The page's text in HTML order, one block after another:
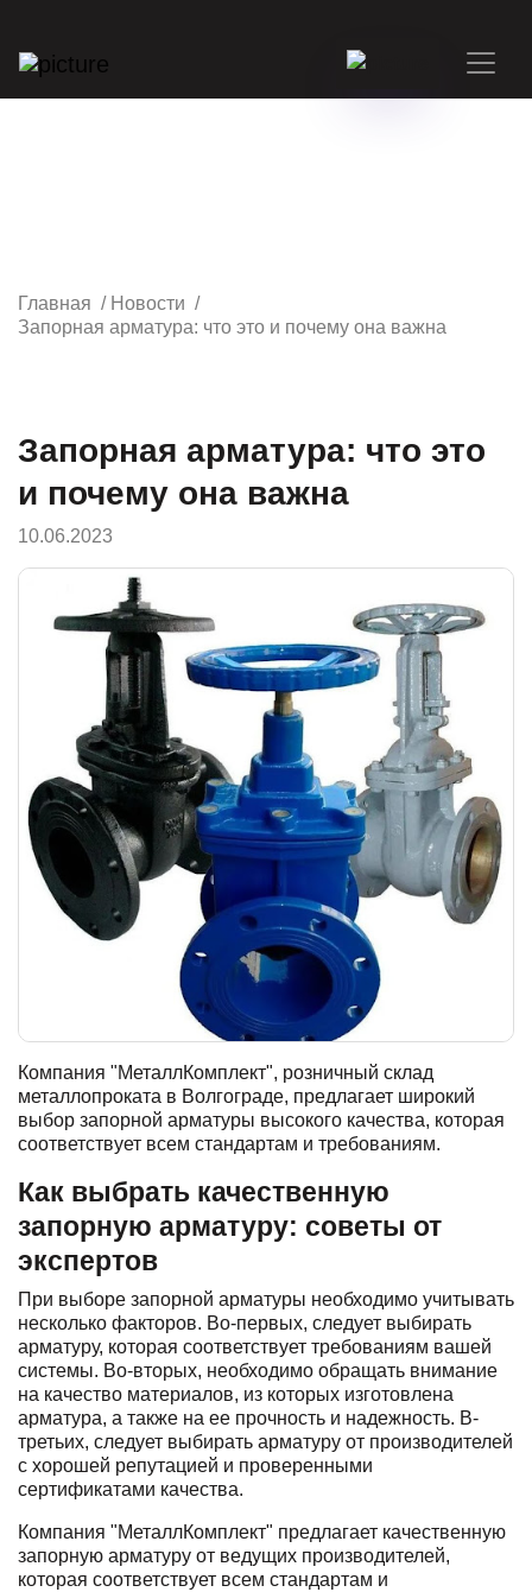
Главная / Новости /
Запорная арматура: что это и почему она важна
Запорная арматура: что это
и почему она важна
10.06.2023
Компания "МеталлКомплект", розничный склад
металлопроката в Волгограде, предлагает широкий
выбор запорной арматуры высокого качества, которая
соответствует всем стандартам и требованиям.
Как выбрать качественную
запорную арматуру: советы от
экспертов
При выборе запорной арматуры необходимо учитывать
несколько факторов. Во-первых, следует выбирать
арматуру, которая соответствует требованиям вашей
системы. Во-вторых, необходимо обращать внимание
на качество материалов, из которых изготовлена
арматура, а также на ее прочность и надежность. В-
третьих, следует выбирать арматуру от производителей
с хорошей репутацией и проверенными
сертификатами качества.
Компания "МеталлКомплект" предлагает качественную
запорную арматуру от ведущих производителей,
которая соответствует всем стандартам и